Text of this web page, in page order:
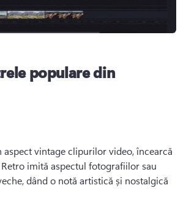
populare din
aspect vintage clipurilor video, încearcă
imită aspectul fotografiilor sau
dând o notă artistică și nostalgică